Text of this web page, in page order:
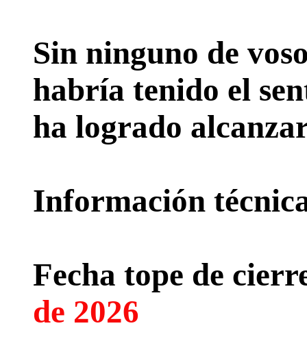
Sin ninguno de
habría tenido el
ha logrado
Información
Fecha tope de
de 2026